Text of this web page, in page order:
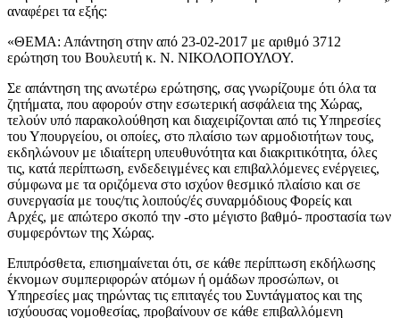
αναφέρει τα εξής:
«ΘΕΜΑ: Απάντηση στην από 23-02-2017 με αριθμό 3712
ερώτηση του Βουλευτή κ. Ν. ΝΙΚΟΛΟΠΟΥΛΟΥ.
Σε απάντηση της ανωτέρω ερώτησης, σας γνωρίζουμε ότι όλα τα
ζητήματα, που αφορούν στην εσωτερική ασφάλεια της Χώρας,
τελούν υπό παρακολούθηση και διαχειρίζονται από τις Υπηρεσίες
του Υπουργείου, οι οποίες, στο πλαίσιο των αρμοδιοτήτων τους,
εκδηλώνουν με ιδιαίτερη υπευθυνότητα και διακριτικότητα, όλες
τις, κατά περίπτωση, ενδεδειγμένες και επιβαλλόμενες ενέργειες,
σύμφωνα με τα οριζόμενα στο ισχύον θεσμικό πλαίσιο και σε
συνεργασία με τους/τις λοιπούς/ές συναρμόδιους Φορείς και
Αρχές, με απώτερο σκοπό την -στο μέγιστο βαθμό- προστασία των
συμφερόντων της Χώρας.
Επιπρόσθετα, επισημαίνεται ότι, σε κάθε περίπτωση εκδήλωσης
έκνομων συμπεριφορών ατόμων ή ομάδων προσώπων, οι
Υπηρεσίες μας τηρώντας τις επιταγές του Συντάγματος και της
ισχύουσας νομοθεσίας, προβαίνουν σε κάθε επιβαλλόμενη